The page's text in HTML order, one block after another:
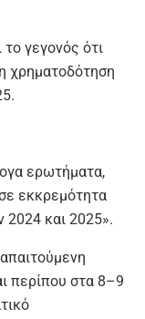
το γεγονός ότι
χρηματοδότηση
ερωτήματα,
εκκρεμότητα
και 2025».
περίπου στα 8–9